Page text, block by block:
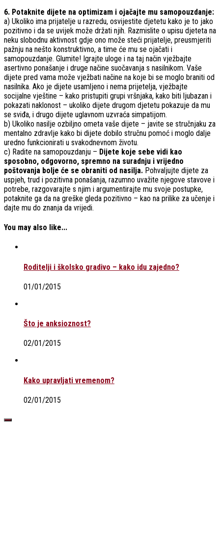
6. Potaknite dijete na optimizam i ojačajte mu samopouzdanje:
a) Ukoliko ima prijatelje u razredu, osvijestite djetetu kako je to jako
pozitivno i da se uvijek može držati njih. Razmislite o upisu djeteta na
neku slobodnu aktivnost gdje ono može steći prijatelje, preusmjeriti
pažnju na nešto konstruktivno, a time će mu se ojačati i
samopouzdanje. Glumite! Igrajte uloge i na taj način vježbajte
asertivno ponašanje i druge načine suočavanja s nasilnikom. Vaše
dijete pred vama može vježbati načine na koje bi se moglo braniti od
nasilnika. Ako je dijete usamljeno i nema prijetelja, vježbajte
socijalne vještine – kako pristupiti grupi vršnjaka, kako biti ljubazan i
pokazati naklonost – ukoliko dijete drugom djetetu pokazuje da mu
se sviđa, i drugo dijete uglavnom uzvraća simpatijom.
b) Ukoliko nasilje ozbiljno ometa vaše dijete – javite se stručnjaku za
mentalno zdravlje kako bi dijete dobilo stručnu pomoć i moglo dalje
uredno funkcionirati u svakodnevnom životu.
c) Radite na samopouzdanju – Dijete koje sebe vidi kao
sposobno, odgovorno, spremno na suradnju i vrijedno
poštovanja bolje će se obraniti od nasilja. Pohvaljujte dijete za
uspjeh, trud i pozitivna ponašanja, razumno uvažite njegove stavove i
potrebe, razgovarajte s njim i argumentirajte mu svoje postupke,
potaknite ga da na greške gleda pozitivno – kao na prilike za učenje i
dajte mu do znanja da vrijedi.
You may also like...
Roditelji i školsko gradivo – kako idu zajedno?
01/01/2015
Što je anksioznost?
02/01/2015
Kako upravljati vremenom?
02/01/2015